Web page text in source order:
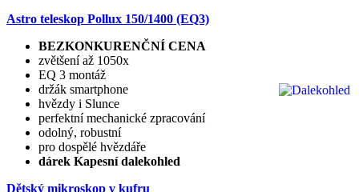
Astro teleskop Pollux 150/1400 (EQ3)
BEZKONKURENČNÍ CENA
zvětšení až 1050x
EQ 3 montáž
držák smartphone
hvězdy i Slunce
perfektní mechanické zpracování
odolný, robustní
pro dospělé hvězdáře
dárek Kapesní dalekohled
Dětský mikroskop v kufru